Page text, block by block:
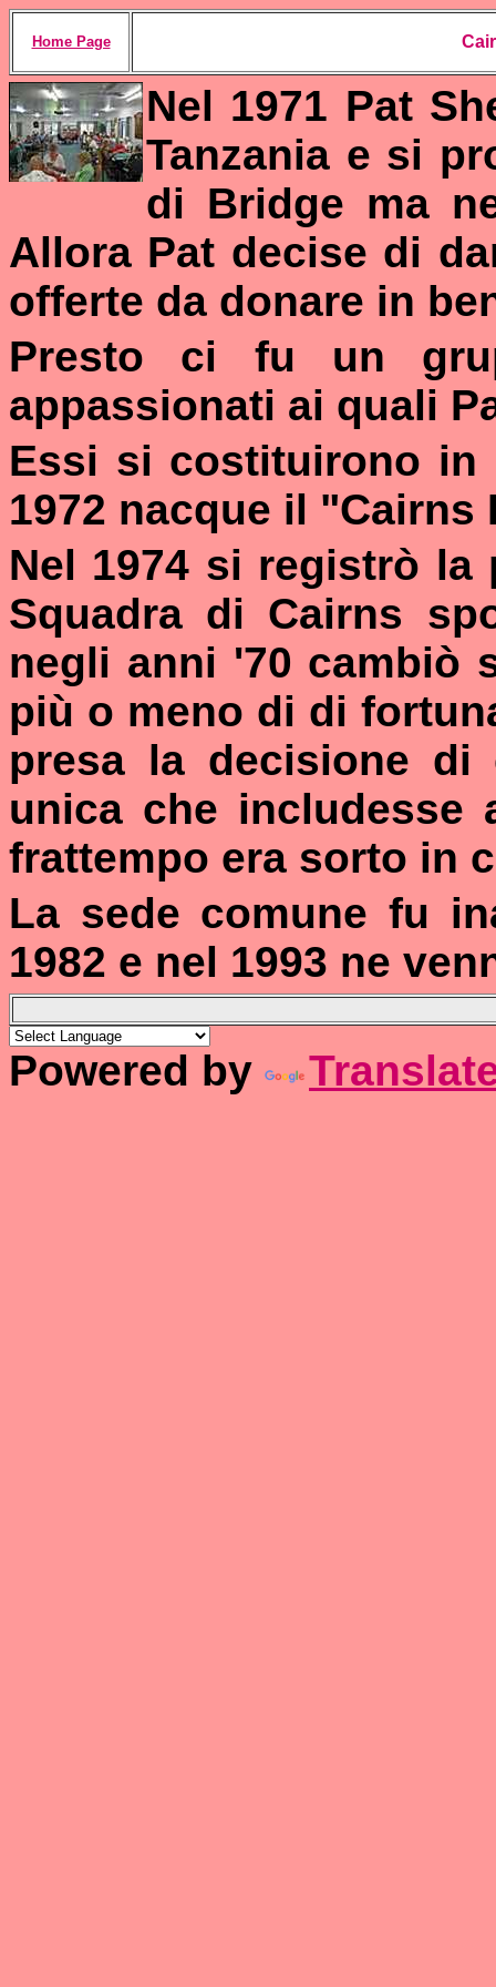
Home Page
Nel 1971 Pat
Tanzania e si
di Bridge ma
Allora Pat decise di
offerte da donare in
Presto ci fu un
appassionati ai quali
Essi si costituirono in
1972 nacque il "Cairns
Nel 1974 si registrò la
Squadra di Cairns
negli anni '70 cambiò
più o meno di di
presa la decisione di
unica che includesse
frattempo era sorto in
La sede comune fu
1982 e nel 1993 ne
Powered by